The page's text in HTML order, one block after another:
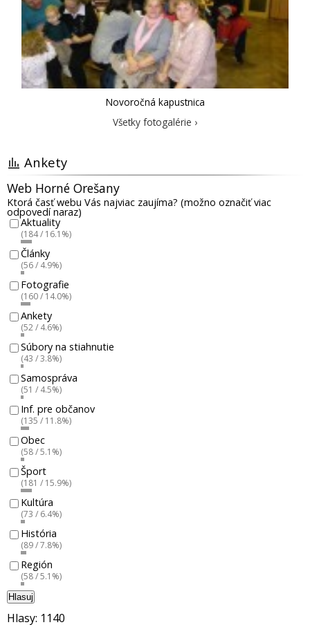
Novoročná kapustnica
Všetky fotogalérie ›
Ankety
Web Horné Orešany
Ktorá časť webu Vás najviac zaujíma? (možno označiť viac
odpovedí naraz)
Aktuality
(184 / 16.1%)
Články
(56 / 4.9%)
Fotografie
(160 / 14.0%)
Ankety
(52 / 4.6%)
Súbory na stiahnutie
(43 / 3.8%)
Samospráva
(51 / 4.5%)
Inf. pre občanov
(135 / 11.8%)
Obec
(58 / 5.1%)
Šport
(181 / 15.9%)
Kultúra
(73 / 6.4%)
História
(89 / 7.8%)
Región
(58 / 5.1%)
Hlasuj
Hlasy: 1140